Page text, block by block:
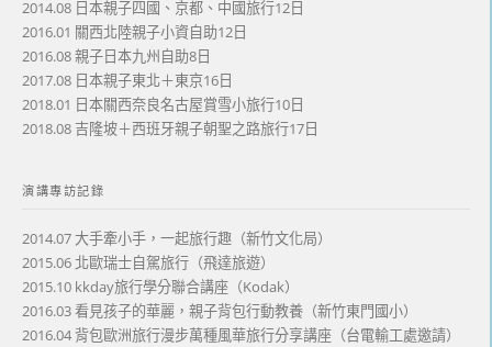
2014.08 日本親子四國、京都、中國旅行12日
2016.01 關西北陸親子小資自助12日
2016.08 親子日本九州自助8日
2017.08 日本親子東北＋東京16日
2018.01 日本關西奈良名古屋賞雪小旅行10日
2018.08 吉隆坡＋西班牙親子朝聖之路旅行17日
演講專訪記錄
2014.07 大手牽小手，一起旅行趣（新竹文化局）
2015.06 北歐瑞士自駕旅行（飛達旅遊）
2015.10 kkday旅行學分聯合講座（Kodak）
2016.03 看見孩子的華麗，親子背包行動教養（新竹東門國小）
2016.04 背包歐洲旅行漫步萬種風華旅行分享講座（台電輸工處邀請）